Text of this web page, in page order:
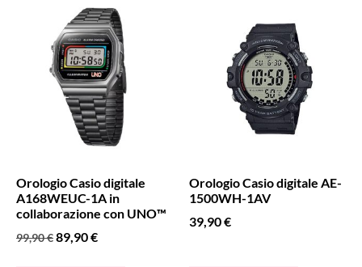
Orologio Casio digitale
A168WEUC-1A in
collaborazione con UNO™
99,90€89,90€
Orologio Casio digitale AE-
1500WH-1AV
39,90€